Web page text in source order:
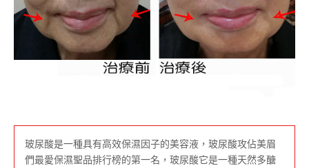
玻尿酸是一種具有高效保濕因子的美容液，玻尿酸攻佔美眉
們最愛保濕聖品排行榜的第一名，玻尿酸它是一種天然多醣